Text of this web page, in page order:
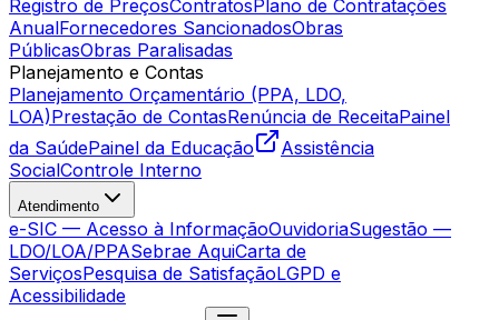
Registro de PreçosContratosPlano de Contratações
AnualFornecedores SancionadosObras
PúblicasObras Paralisadas
Planejamento e Contas
Planejamento Orçamentário (PPA, LDO,
LOA)Prestação de ContasRenúncia de ReceitaPainel
da SaúdePainel da Educação
Assistência
SocialControle Interno
Atendimento
e-SIC — Acesso à InformaçãoOuvidoriaSugestão —
LDO/LOA/PPASebrae AquiCarta de
ServiçosPesquisa de SatisfaçãoLGPD e
Acessibilidade